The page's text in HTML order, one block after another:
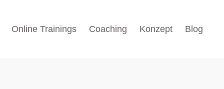
Online Trainings Coaching Konzept Blog